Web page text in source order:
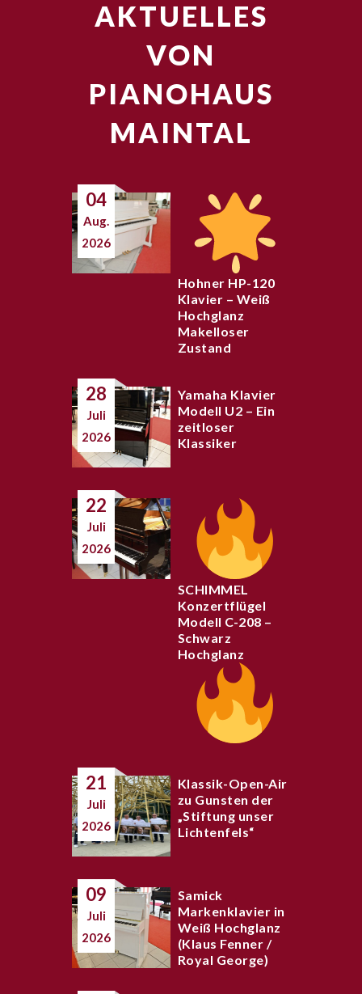
AKTUELLES
VON
PIANOHAUS
MAINTAL
04
Aug.
2026
Hohner HP-120
Klavier – Weiß
Hochglanz
Makelloser
Zustand
28
Juli
2026
Yamaha Klavier
Modell U2 – Ein
zeitloser
Klassiker
22
Juli
2026
SCHIMMEL
Konzertflügel
Modell C-208 –
Schwarz
Hochglanz
21
Juli
2026
Klassik-Open-Air
zu Gunsten der
„Stiftung unser
Lichtenfels“
09
Juli
2026
Samick
Markenklavier in
Weiß Hochglanz
(Klaus Fenner /
Royal George)